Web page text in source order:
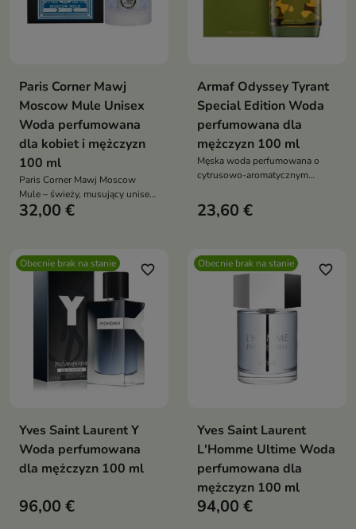
Paris Corner Mawj
Moscow Mule Unisex
Woda perfumowana
dla kobiet i mężczyzn
100 ml
Paris Corner Mawj Moscow
Mule – świeży, musujący unisex:
cytrusy i imbir jak w kultowym
32,00 €
Armaf Odyssey Tyrant
Special Edition Woda
perfumowana dla
mężczyzn 100 ml
Męska woda perfumowana o
cytrusowo-aromatycznym
grejpfruta i cytrusów z lawendą,
geranium i pieprzem oraz męską
ciepłe pory roku
23,60 €
Obecnie brak na stanie favorite_border
Yves Saint Laurent Y
Woda perfumowana
dla mężczyzn 100 ml
96,00 €
Obecnie brak na stanie favorite_border
Yves Saint Laurent
L'Homme Ultime Woda
perfumowana dla
mężczyzn 100 ml
94,00 €